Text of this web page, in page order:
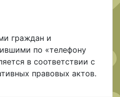
граждан и
по «телефону
в соответствии с
правовых актов.